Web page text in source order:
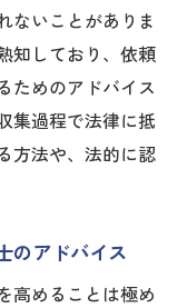
ないことがありま
知しており、依頼
ためのアドバイス
集過程で法律に抵
方法や、法的に認
のアドバイス
高めることは極め